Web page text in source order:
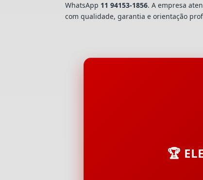
WhatsApp 11 94153-1856. A empresa
com qualidade, garantia e orientação
🏆